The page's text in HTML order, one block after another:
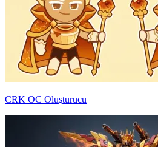
CRK OC Oluşturucu